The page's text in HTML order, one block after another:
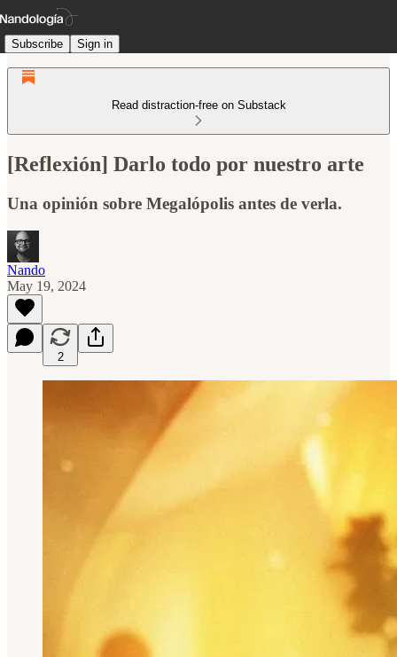
Subscribe Sign in
Read distraction-free on Substack
[Reflexión] Darlo todo por nuestro arte
Una opinión sobre Megalópolis antes de verla.
Nando
May 19, 2024
2